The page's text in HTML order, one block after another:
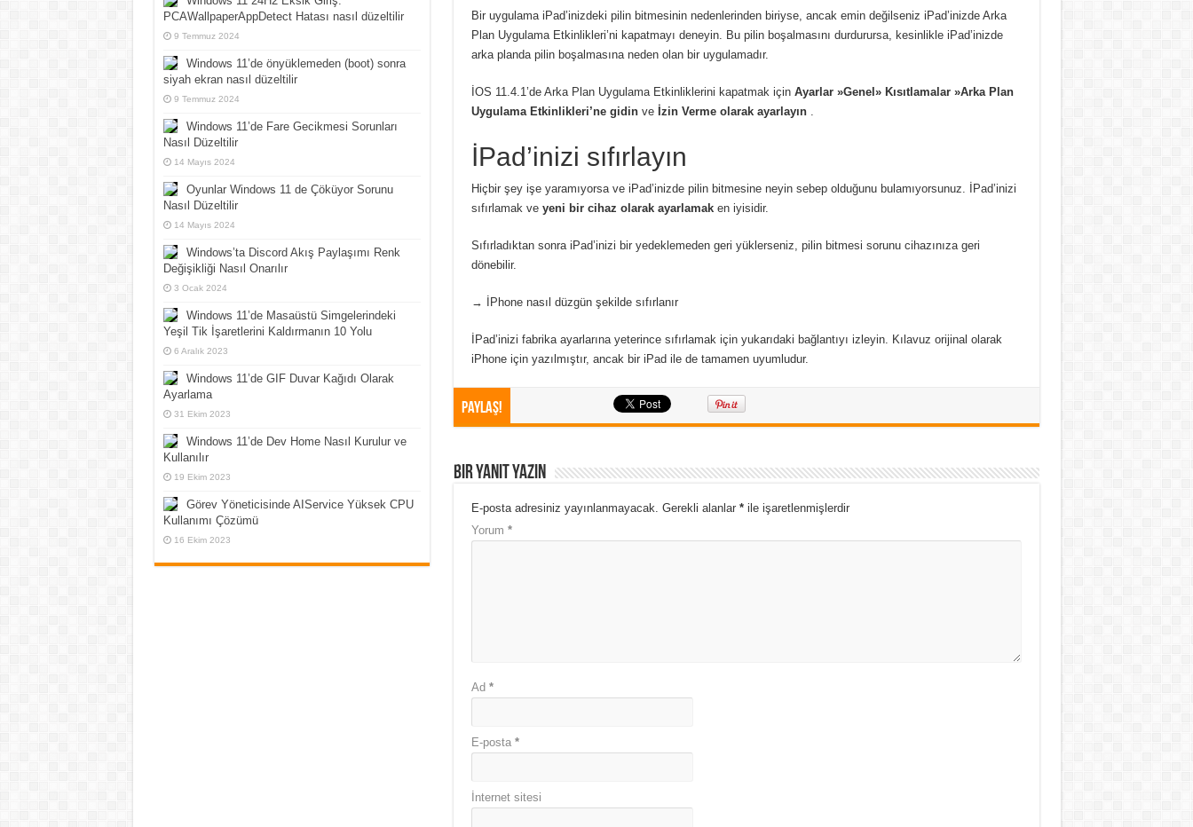
Bir uygulama iPad’inizdeki pilin bitmesinin nedenlerinden biriyse, ancak emin değilseniz iPad’inizde Arka
Plan Uygulama Etkinlikleri’ni kapatmayı deneyin. Bu pilin boşalmasını durdurursa, kesinlikle iPad’inizde
arka planda pilin boşalmasına neden olan bir uygulamadır.
İOS 11.4.1’de Arka Plan Uygulama Etkinliklerini kapatmak için Ayarlar »Genel» Kısıtlamalar »Arka Plan
Uygulama Etkinlikleri’ne gidinve İzin Verme olarak ayarlayın.
İPad’inizi sıfırlayın
Hiçbir şey işe yaramıyorsa ve iPad’inizde pilin bitmesine neyin sebep olduğunu bulamıyorsunuz. İPad’inizi
sıfırlamak ve yeni bir cihaz olarak ayarlamaken iyisidir.
Sıfırladıktan sonra iPad’inizi bir yedeklemeden geri yüklerseniz, pilin bitmesi sorunu cihazınıza geri
dönebilir.
→ İPhone nasıl düzgün şekilde sıfırlanır
İPad’inizi fabrika ayarlarına yeterince sıfırlamak için yukarıdaki bağlantıyı izleyin. Kılavuz orijinal olarak
iPhone için yazılmıştır, ancak bir iPad ile de tamamen uyumludur.
Paylaş!
Bir yanıt yazın
E-posta adresiniz yayınlanmayacak. Gerekli alanlar *ile işaretlenmişlerdir
Yorum *
Ad *
E-posta *
İnternet sitesi
PCAWallpaperAppDetect Hatası nasıl düzeltilir
9 Temmuz 2024
Windows 11’de önyüklemeden (boot) sonra
siyah ekran nasıl düzeltilir
9 Temmuz 2024
Windows 11’de Fare Gecikmesi Sorunları
Nasıl Düzeltilir
14 Mayıs 2024
Oyunlar Windows 11 de Çöküyor Sorunu
Nasıl Düzeltilir
14 Mayıs 2024
Windows’ta Discord Akış Paylaşımı Renk
Değişikliği Nasıl Onarılır
3 Ocak 2024
Windows 11’de Masaüstü Simgelerindeki
Yeşil Tik İşaretlerini Kaldırmanın 10 Yolu
6 Aralık 2023
Windows 11’de GIF Duvar Kağıdı Olarak
Ayarlama
31 Ekim 2023
Windows 11’de Dev Home Nasıl Kurulur ve
Kullanılır
19 Ekim 2023
Görev Yöneticisinde AIService Yüksek CPU
Kullanımı Çözümü
16 Ekim 2023